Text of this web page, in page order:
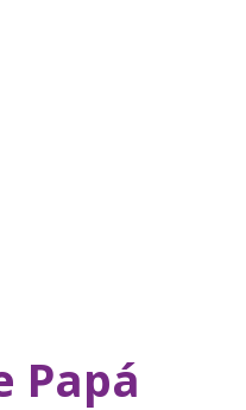
Papá